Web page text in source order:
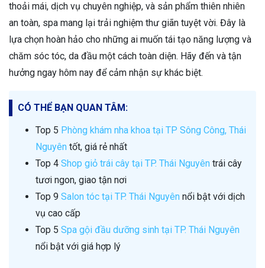
thoải mái, dịch vụ chuyên nghiệp, và sản phẩm thiên nhiên
an toàn, spa mang lại trải nghiệm thư giãn tuyệt vời. Đây là
lựa chọn hoàn hảo cho những ai muốn tái tạo năng lượng và
chăm sóc tóc, da đầu một cách toàn diện. Hãy đến và tận
hưởng ngay hôm nay để cảm nhận sự khác biệt.
CÓ THỂ BẠN QUAN TÂM:
Top 5 Phòng khám nha khoa tại TP Sông Công, Thái
Nguyên tốt, giá rẻ nhất
Top 4 Shop giỏ trái cây tại TP. Thái Nguyên trái cây
tươi ngon, giao tận nơi
Top 9 Salon tóc tại TP. Thái Nguyên nổi bật với dịch
vụ cao cấp
Top 5 Spa gội đầu dưỡng sinh tại TP. Thái Nguyên
nổi bật với giá hợp lý